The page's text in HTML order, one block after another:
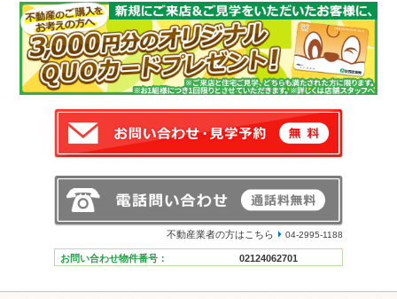
不動産業者の方はこちら 04-2995-1188
お問い合わせ物件番号： 02124062701